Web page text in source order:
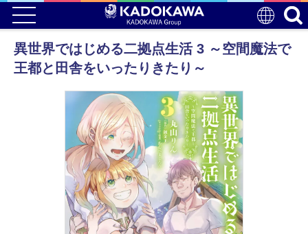
異世界ではじめる二拠点生活 3 ～空間魔法で
王都と田舎をいったりきたり～